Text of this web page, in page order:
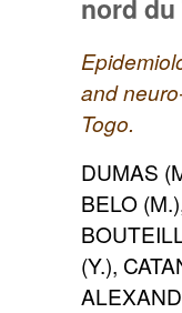
nord du
and
Togo.
DUMAS
BELO
(Y.),